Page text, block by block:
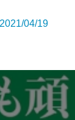
04/19